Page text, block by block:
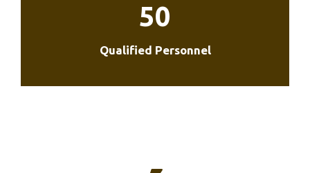
50
Qualified Personnel